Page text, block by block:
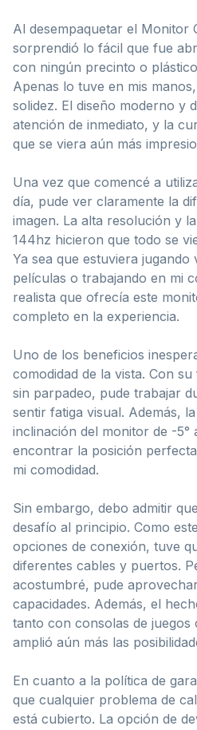
Al desempaquetar el Monitor
sorprendió lo fácil que fue
con ningún precinto o
Apenas lo tuve en mis
solidez. El diseño moderno y
atención de inmediato, y la
que se viera aún más
Una vez que comencé a
día, pude ver claramente la
imagen. La alta resolución y
144hz hicieron que todo se
Ya sea que estuviera jugando
películas o trabajando en mi
realista que ofrecía este
completo en la experiencia.
Uno de los beneficios
comodidad de la vista. Con
sin parpadeo, pude trabajar
sentir fatiga visual. Además,
inclinación del monitor de -5°
encontrar la posición
mi comodidad.
Sin embargo, debo admitir
desafío al principio. Como
opciones de conexión, tuve
diferentes cables y puertos.
acostumbré, pude
capacidades. Además, el
tanto con consolas de juegos
amplió aún más las
En cuanto a la política de
que cualquier problema de
está cubierto. La opción de